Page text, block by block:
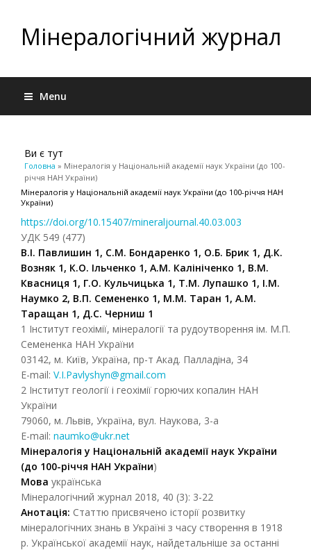
Мінералогічний журнал
Menu
Ви є тут
Головна » Мінералогія у Національній академії наук України (до 100-
річчя НАН України)
Мінералогія у Національній академії наук України (до 100-річчя НАН
України)
https://doi.org/10.15407/mineraljournal.40.03.003
УДК 549 (477)
В.І. Павлишин 1, С.М. Бондаренко 1, О.Б. Брик 1, Д.К.
Возняк 1, К.О. Ільченко 1, А.М. Калініченко 1, В.М.
Квасниця 1, Г.О. Кульчицька 1, Т.М. Лупашко 1, І.М.
Наумко 2, В.П. Семененко 1, М.М. Таран 1, А.М.
Таращан 1, Д.С. Черниш 1
1 Інститут геохімії, мінералогії та рудоутворення ім. М.П.
Семененка НАН України
03142, м. Київ, Україна, пр-т Акад. Палладіна, 34
E-mail: V.I.Pavlyshyn@gmail.com
2 Інститут геології і геохімії горючих копалин НАН
України
79060, м. Львів, Україна, вул. Наукова, 3-а
E-mail: naumko@ukr.net
Мінералогія у Національній академії наук України
(до 100-річчя НАН України)
Мова українська
Мінералогічний журнал 2018, 40 (3): 3-22
Анотація: Статтю присвячено історії розвитку
мінералогічних знань в Україні з часу створення в 1918
р. Української академії наук, найдетальніше за останні